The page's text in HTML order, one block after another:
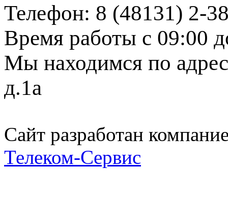
Телефон: 8 (48131) 2-
Время работы с 09:00
Мы находимся по
д.1а
Сайт разработан
Телеком-Сервис